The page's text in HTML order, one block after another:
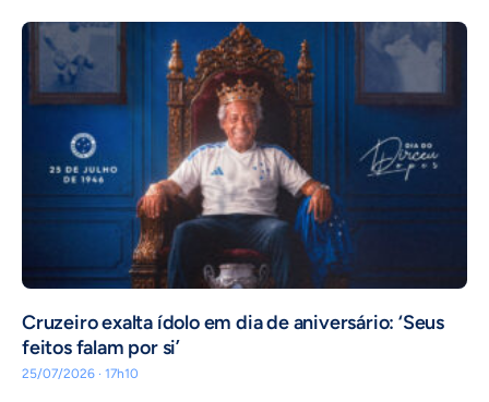
Cruzeiro exalta ídolo em dia de aniversário: ‘Seus
feitos falam por si’
25/07/2026 · 17h10